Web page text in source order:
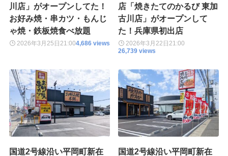
川店」がオープンしてた！
お好み焼・串カツ・もんじ
ゃ焼・鉄板焼食べ放題
2026年3月25日 21:004,686 views
店「焼きたてのかるび 東加
古川店」がオープンして
た！兵庫県初出店
2026年3月22日21:00
26,739 views
国道2号線沿い平岡町新在 国道2号線沿い平岡町新在